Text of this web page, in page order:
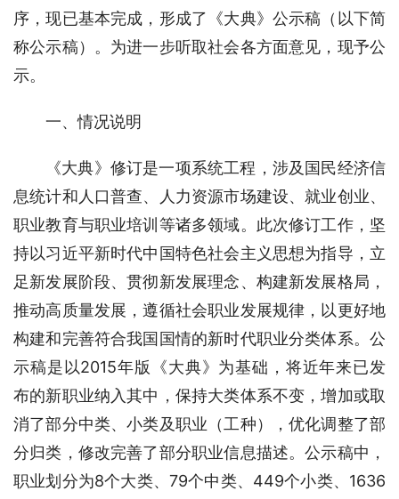
序，现已基本完成，形成了《大典》公示稿（以下简
称公示稿）。为进一步听取社会各方面意见，现予公
示。
一、情况说明
《大典》修订是一项系统工程，涉及国民经济信
息统计和人口普查、人力资源市场建设、就业创业、
职业教育与职业培训等诸多领域。此次修订工作，坚
持以习近平新时代中国特色社会主义思想为指导，立
足新发展阶段、贯彻新发展理念、构建新发展格局，
推动高质量发展，遵循社会职业发展规律，以更好地
构建和完善符合我国国情的新时代职业分类体系。公
示稿是以2015年版《大典》为基础，将近年来已发
布的新职业纳入其中，保持大类体系不变，增加或取
消了部分中类、小类及职业（工种），优化调整了部
分归类，修改完善了部分职业信息描述。公示稿中，
职业划分为8个大类、79个中类、449个小类、1636